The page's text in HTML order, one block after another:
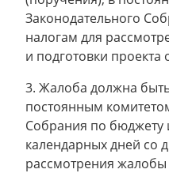
Законодательного
налогам для
и подготовки проекта
3. Жалоба должна
постоянным
Собрания по бюджету
календарных дней со
рассмотрения